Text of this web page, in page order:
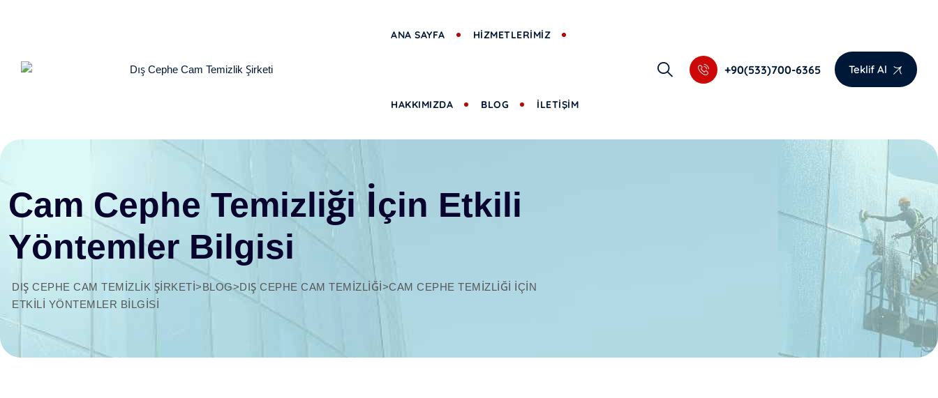
ANA SAYFA HİZMETLERİMİZ
HAKKIMIZDA BLOG İLETİŞİM
+90(533)700-6365 Teklif Al
Cam Cephe Temizliği İçin Etkili
Yöntemler Bilgisi
DIŞ CEPHE CAM TEMIZLIK ŞIRKETI>BLOG>DIŞ CEPHE CAM TEMIZLIĞI>CAM CEPHE TEMIZLIĞI İÇIN
ETKILI YÖNTEMLER BILGISI